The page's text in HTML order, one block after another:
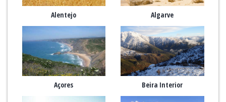
Alentejo Algarve
Açores Beira Interior